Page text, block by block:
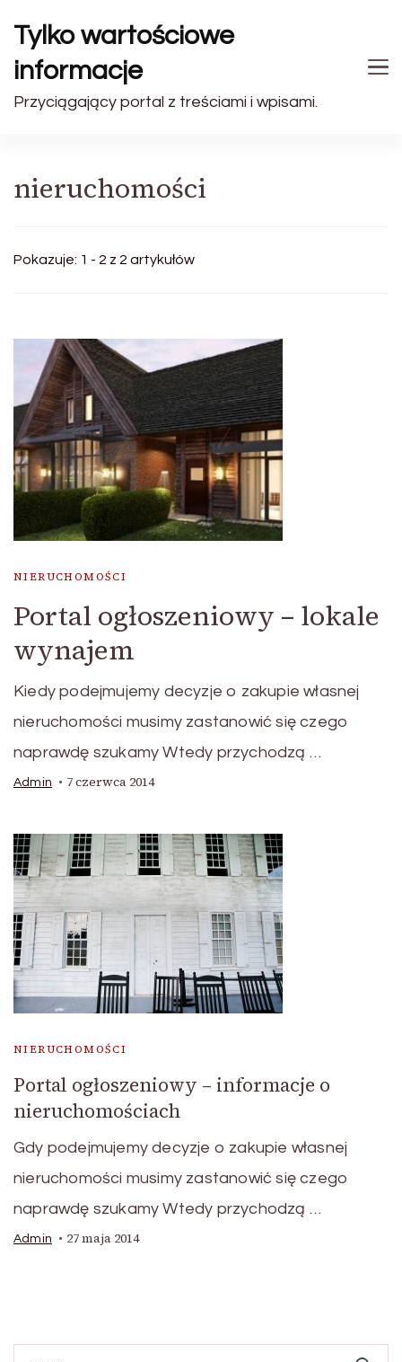
Tylko wartościowe
informacje
Przyciągający portal z treściami i wpisami.
nieruchomości
Pokazuje: 1 - 2 z 2 artykułów
NIERUCHOMOŚCI
Portal ogłoszeniowy – lokale
wynajem
Kiedy podejmujemy decyzje o zakupie własnej
nieruchomości musimy zastanowić się czego
naprawdę szukamy Wtedy przychodzą …
Admin 7 czerwca 2014
NIERUCHOMOŚCI
Portal ogłoszeniowy – informacje o
nieruchomościach
Gdy podejmujemy decyzje o zakupie własnej
nieruchomości musimy zastanowić się czego
naprawdę szukamy Wtedy przychodzą …
Admin 27 maja 2014